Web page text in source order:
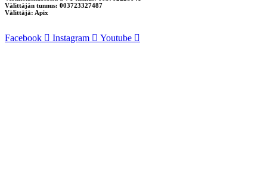
Välittäjän tunnus: 003723327487
Välittäjä: Apix
Facebook Instagram Youtube